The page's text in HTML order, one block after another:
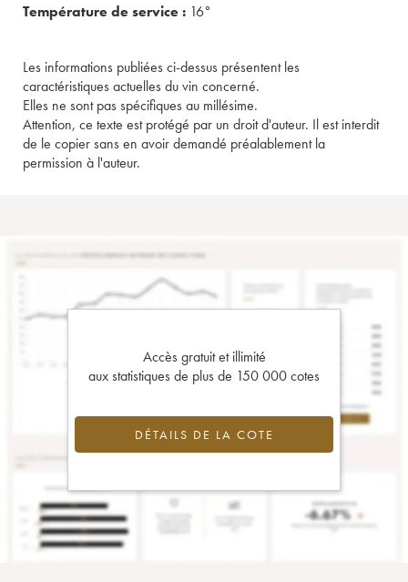
Température de service : 16°
Les informations publiées ci-dessus présentent les
caractéristiques actuelles du vin concerné.
Elles ne sont pas spécifiques au millésime.
Attention, ce texte est protégé par un droit d'auteur. Il est interdit
de le copier sans en avoir demandé préalablement la
permission à l'auteur.
Accès gratuit et illimité
aux statistiques de plus de 150 000 cotes
DÉTAILS DE LA COTE